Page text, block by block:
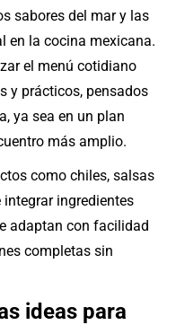
sabores del mar y las
en la cocina mexicana.
el menú cotidiano
y prácticos, pensados
ya sea en un plan
más amplio.
como chiles, salsas
integrar ingredientes
adaptan con facilidad
completas sin
ideas para